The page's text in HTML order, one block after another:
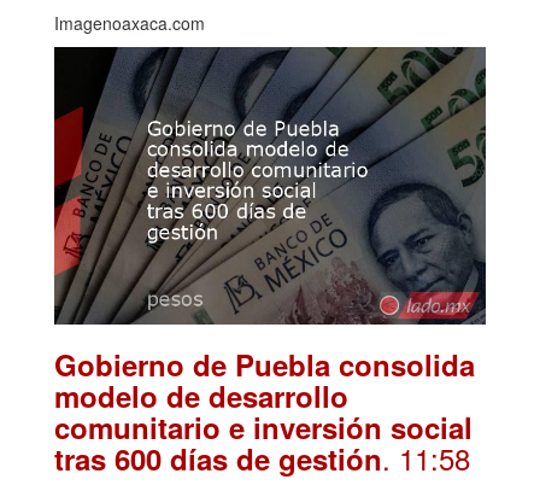
Imagenoaxaca.com
Gobierno de Puebla consolida
modelo de desarrollo
comunitario e inversión social
tras 600 días de gestión. 11:58